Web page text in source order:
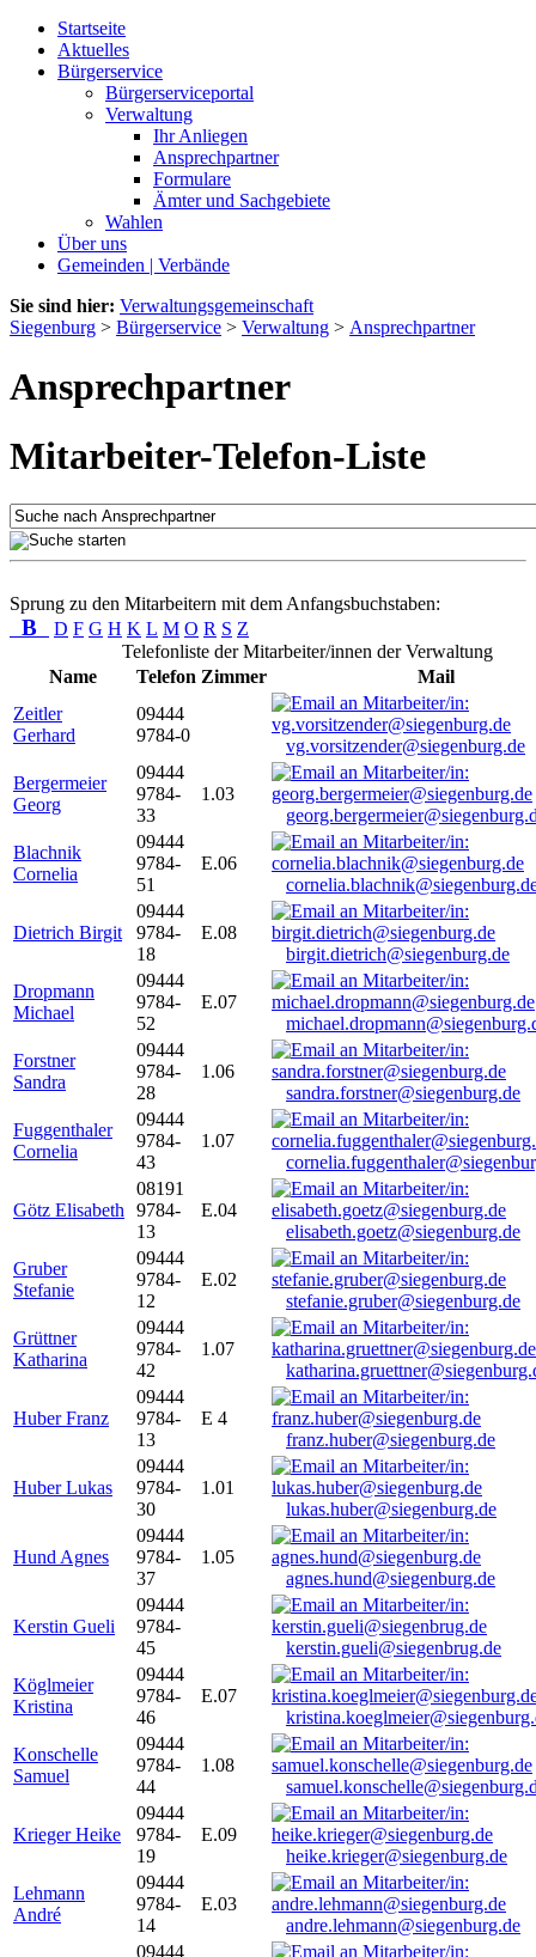
Startseite
Aktuelles
Bürgerservice
Bürgerserviceportal
Verwaltung
Ihr Anliegen
Ansprechpartner
Formulare
Ämter und Sachgebiete
Wahlen
Über uns
Gemeinden | Verbände
Sie sind hier: Verwaltungsgemeinschaft
Siegenburg > Bürgerservice > Verwaltung > Ansprechpartner
Ansprechpartner
Mitarbeiter-Telefon-Liste
Sprung zu den Mitarbeitern mit dem Anfangsbuchstaben:
B D F G H K L M O R S Z
Telefonliste der Mitarbeiter/innen der Verwaltung
Name
Telefon Zimmer
Mail
Zeitler
Gerhard
09444
9784-0
vg.vorsitzender@siegenburg.de
Bergermeier
Georg
09444
9784-
33
1.03
Blachnik
Cornelia
09444
9784-
51
E.06
Dietrich Birgit
09444
9784-
18
E.08
birgit.dietrich@siegenburg.de
Dropmann
Michael
09444
9784-
52
E.07
Forstner
Sandra
09444
9784-
28
1.06
sandra.forstner@siegenburg.de
Fuggenthaler
Cornelia
09444
9784-
43
1.07
Götz Elisabeth
08191
9784-
13
E.04
elisabeth.goetz@siegenburg.de
Gruber
Stefanie
09444
9784-
12
E.02
stefanie.gruber@siegenburg.de
Grüttner
Katharina
09444
9784-
42
1.07
Huber Franz
09444
9784-
13
E 4
franz.huber@siegenburg.de
Huber Lukas
09444
9784-
30
1.01
lukas.huber@siegenburg.de
Hund Agnes
09444
9784-
37
1.05
agnes.hund@siegenburg.de
Kerstin Gueli
09444
9784-
45
kerstin.gueli@siegenbrug.de
Köglmeier
Kristina
09444
9784-
46
E.07
Konschelle
Samuel
09444
9784-
44
1.08
Krieger Heike
09444
9784-
19
E.09
heike.krieger@siegenburg.de
Lehmann
André
09444
9784-
14
E.03
andre.lehmann@siegenburg.de
09444